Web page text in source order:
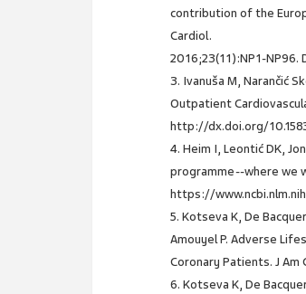
contribution of the
Cardiol.
2016;23(11):NP1-
3. Ivanuša M, Narančić
Outpatient
http://dx.doi.org/
4. Heim I, Leontić DK,
programme--where we
https://
5. Kotseva K, De
Amouyel P. Adverse
Coronary Patients. J
6. Kotseva K, De